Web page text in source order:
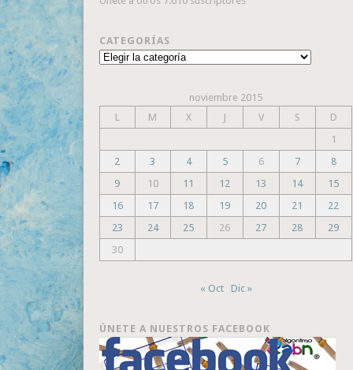
CATEGORÍAS
Categorías
noviembre 2015
L
M X J V S
D
1
2
3 4 5 6 7
8
9
10 11 12 13 14
15
16
17 18 19 20 21
22
23
24 25 26 27 28
29
30
« Oct Dic »
ÚNETE A NUESTROS FACEBOOK